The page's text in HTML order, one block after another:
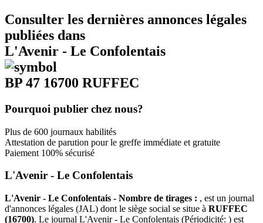
Consulter les dernières annonces légales
publiées dans
L'Avenir - Le Confolentais
BP 47 16700 RUFFEC
Pourquoi publier chez nous?
Plus de 600 journaux habilités
Attestation de parution pour le greffe immédiate et gratuite
Paiement 100% sécurisé
L'Avenir - Le Confolentais
L'Avenir - Le Confolentais - Nombre de tirages : , est un journal
d'annonces légales (JAL) dont le siège social se situe à RUFFEC
(16700). Le journal L'Avenir - Le Confolentais (Périodicité: ) est